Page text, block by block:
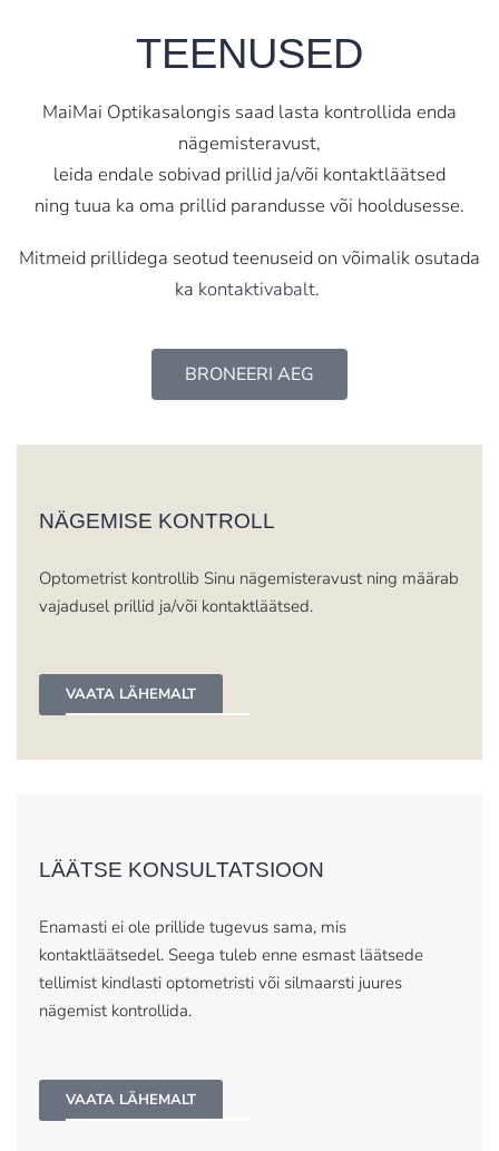
TEENUSED
MaiMai Optikasalongis saad lasta kontrollida enda
nägemisteravust,
leida endale sobivad prillid ja/või kontaktläätsed
ning tuua ka oma prillid parandusse või hooldusesse.
Mitmeid prillidega seotud teenuseid on võimalik osutada
ka kontaktivabalt.
BRONEERI AEG
NÄGEMISE KONTROLL
Optometrist kontrollib Sinu nägemisteravust ning määrab
vajadusel prillid ja/või kontaktläätsed.​
VAATA LÄHEMALT
LÄÄTSE KONSULTATSIOON
Enamasti ei ole prillide tugevus sama, mis
kontaktläätsedel. Seega tuleb enne esmast läätsede
tellimist kindlasti optometristi või silmaarsti juures
nägemist kontrollida.
VAATA LÄHEMALT